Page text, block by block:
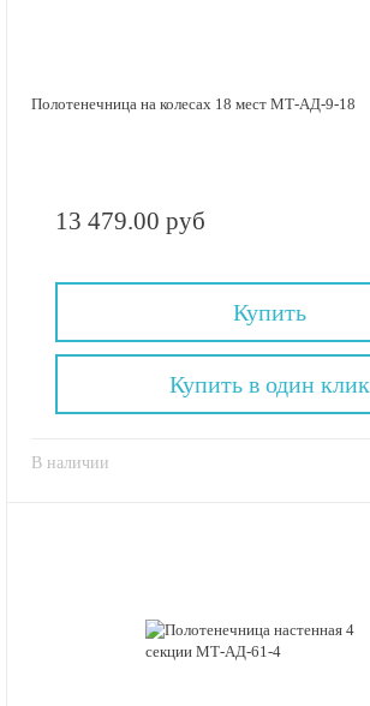
Полотенечница на колесах 18 мест МТ-АД-9-18
13 479.00 руб
Купить
В наличии
Купить в один клик